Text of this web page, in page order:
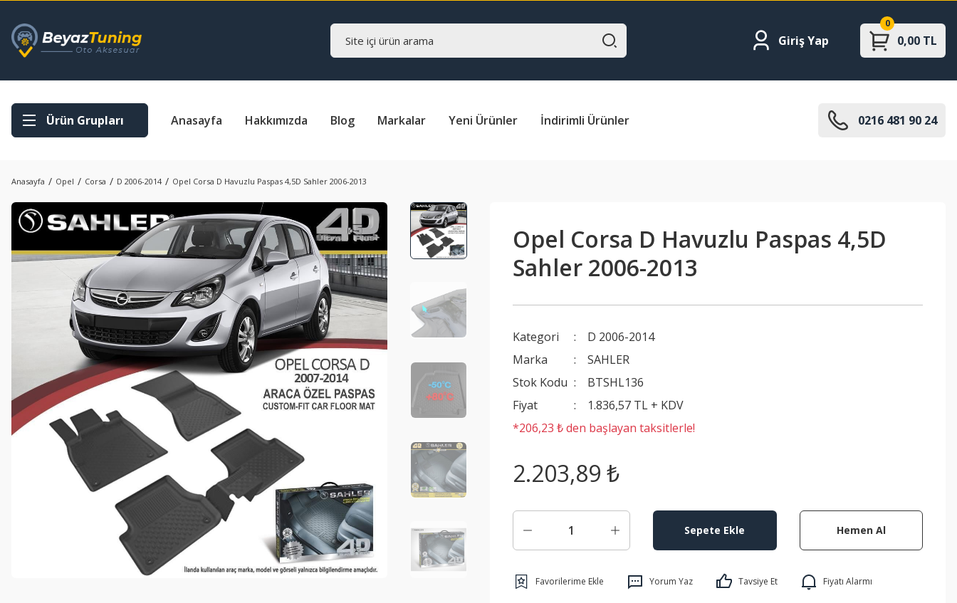
Giriş Yap 0,00 TL
0
Ürün Grupları Anasayfa Hakkımızda Blog Markalar Yeni Ürünler İndirimli Ürünler 0216 481 90 24
Anasayfa Opel Corsa D 2006-2014 Opel Corsa D Havuzlu Paspas 4,5D Sahler 2006-2013
Opel Corsa D Havuzlu Paspas 4,5D
Sahler 2006-2013
Kategori
D 2006-2014
Marka
SAHLER
Stok Kodu
BTSHL136
Fiyat
1.836,57 TL + KDV
*206,23 ₺ den başlayan taksitlerle!
2.203,89 ₺
Sepete Ekle Hemen Al
Yorum Yaz Tavsiye Et Fiyatı Alarmı